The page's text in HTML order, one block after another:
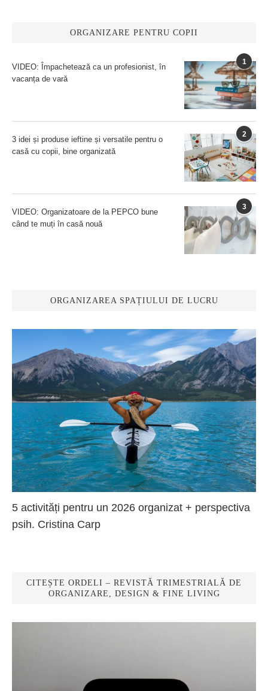
ORGANIZARE PENTRU COPII
1
VIDEO: Împachetează ca un profesionist, în
vacanța de vară
2
3 idei și produse ieftine și versatile pentru o
casă cu copii, bine organizată
3
VIDEO: Organizatoare de la PEPCO bune
când te muți în casă nouă
ORGANIZAREA SPAȚIULUI DE LUCRU
5 activități pentru un 2026 organizat + perspectiva
psih. Cristina Carp
CITEȘTE ORDELI – REVISTĂ TRIMESTRIALĂ DE
ORGANIZARE, DESIGN & FINE LIVING